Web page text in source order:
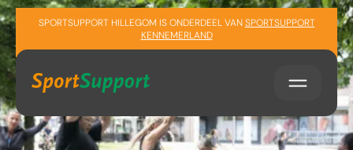
Sla navigatie over
SPORTSUPPORT HILLEGOM IS ONDERDEEL VANSPORTSUPPORT
KENNEMERLAND